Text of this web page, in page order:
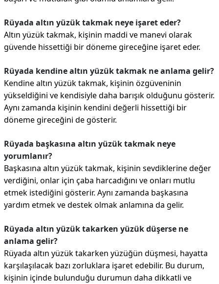
Rüyada altın yüzük takmak neye işaret eder?
Altın yüzük takmak, kişinin maddi ve manevi olarak
güvende hissettiği bir döneme gireceğine işaret eder.
Rüyada kendine altın yüzük takmak ne anlama gelir?
Kendine altın yüzük takmak, kişinin özgüveninin
yükseldiğini ve kendisiyle daha barışık olduğunu gösterir.
Aynı zamanda kişinin kendini değerli hissettiği bir
döneme gireceğini de gösterir.
Rüyada başkasına altın yüzük takmak neye
yorumlanır?
Başkasına altın yüzük takmak, kişinin sevdiklerine değer
verdiğini, onlar için çaba harcadığını ve onları mutlu
etmek istediğini gösterir. Aynı zamanda başkasına
yardım etmek ve destek olmak anlamına da gelir.
Rüyada altın yüzük takarken yüzük düşerse ne
anlama gelir?
Rüyada altın yüzük takarken yüzüğün düşmesi, hayatta
karşılaşılacak bazı zorluklara işaret edebilir. Bu durum,
kişinin içinde bulunduğu durumun daha dikkatli ve